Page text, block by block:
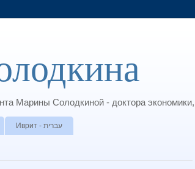
Марины Солодкиной - доктора
Иврит - עברית